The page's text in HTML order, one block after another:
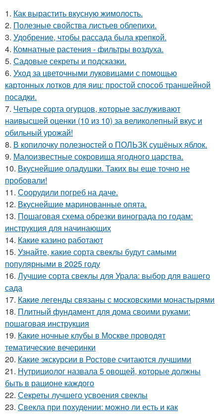
1. Как вырастить вкусную жимолость.
2. Полезные свойства листьев облепихи.
3. Удобрение, чтобы рассада была крепкoй.
4. Комнатные растения - фильтры воздуха.
5. Садовые секреты и подсказки.
6. Уход за цветочными луковицами с помощью
картонных лотков для яиц: простой способ траншейной
посадки.
7. Четыре сорта огурцов, которые заслуживают
наивысшей оценки (10 из 10) за великолепный вкус и
обильный урожай!
8. В копилочку полезностей о ПОЛЬЗК сушёных яблок.
9. Малоизвестные сокровища ягодного царства.
10. Вкуснейшие оладушки. Таких вы еще точно не
пробовали!
11. Соорудили погреб на даче.
12. Вкуснейшие маринованные опята.
13. Пошаговая схема обрезки винограда по годам:
инструкция для начинающих
14. Какие казино работают
15. Узнайте, какие сорта свеклы будут самыми
популярными в 2025 году
16. Лучшие сорта свеклы для Урала: выбор для вашего
сада
17. Какие легенды связаны с московскими монастырями
18. Плитный фундамент для дома своими руками:
пошаговая инструкция
19. Какие ночные клубы в Москве проводят
тематические вечеринки
20. Какие экскурсии в Ростове считаются лучшими
21. Нутрициолог назвала 5 овощей, которые должны
быть в рационе каждого
22. Секреты лучшего усвоения свеклы
23. Свекла при похудении: можно ли есть и как